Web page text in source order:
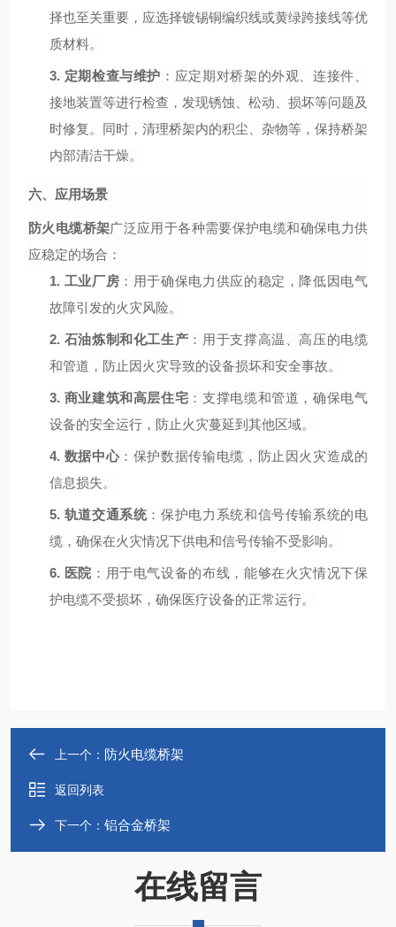
择也至关重要，应选择镀锡铜编织线或黄绿跨接线等优
质材料。
3. 定期检查与维护 ：应定期对桥架的外观、连接件、
接地装置等进行检查，发现锈蚀、松动、损坏等问题及
时修复。同时，清理桥架内的积尘、杂物等，保持桥架
内部清洁干燥。
六、应用场景
防火电缆桥架广泛应用于各种需要保护电缆和确保电力供
应稳定的场合：
1. 工业厂房 ：用于确保电力供应的稳定，降低因电气
故障引发的火灾风险。
2. 石油炼制和化工生产 ：用于支撑高温、高压的电缆
和管道，防止因火灾导致的设备损坏和安全事故。
3. 商业建筑和高层住宅 ：支撑电缆和管道，确保电气
设备的安全运行，防止火灾蔓延到其他区域。
4. 数据中心 ：保护数据传输电缆，防止因火灾造成的
信息损失。
5. 轨道交通系统 ：保护电力系统和信号传输系统的电
缆，确保在火灾情况下供电和信号传输不受影响。
6. 医院 ：用于电气设备的布线，能够在火灾情况下保
护电缆不受损坏，确保医疗设备的正常运行。
上一个： 防火电缆桥架
返回列表
下一个： 铝合金桥架
在线留言